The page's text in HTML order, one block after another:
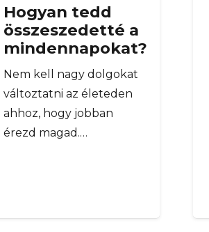
Hogyan tedd
összeszedetté a
mindennapokat?
Nem kell nagy dolgokat
változtatni az életeden
ahhoz, hogy jobban
érezd magad.…